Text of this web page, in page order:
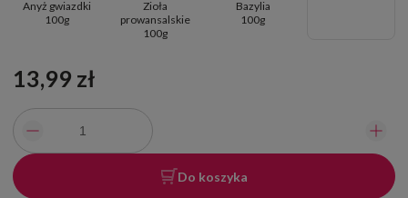
Anyż gwiazdki
100g
Zioła
prowansalskie
100g
Bazylia
100g
13,99 zł
Do koszyka